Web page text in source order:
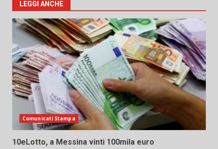
LEGGI ANCHE
Comunicati Stampa
10eLotto, a Messina vinti 100mila euro